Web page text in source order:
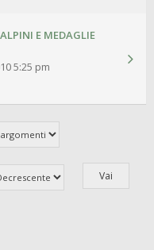
E MEDAGLIE
5:25 pm